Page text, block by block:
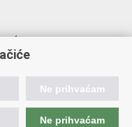
kriminaliteta
Ne prihvaćam
Ne prihvaćam